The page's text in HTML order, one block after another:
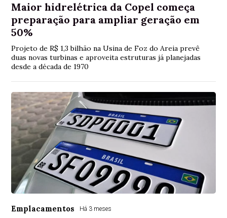
Maior hidrelétrica da Copel começa
preparação para ampliar geração em
50%
Projeto de R$ 1,3 bilhão na Usina de Foz do Areia prevê
duas novas turbinas e aproveita estruturas já planejadas
desde a década de 1970
Emplacamentos Há 3 meses